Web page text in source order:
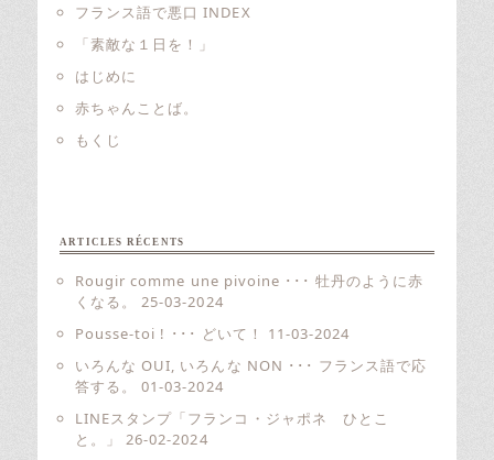
フランス語で悪口 INDEX
「素敵な１日を！」
はじめに
赤ちゃんことば。
もくじ
ARTICLES RÉCENTS
Rougir comme une pivoine ･･･ 牡丹のように赤
くなる。
25-03-2024
Pousse-toi ! ･･･ どいて！
11-03-2024
いろんな OUI, いろんな NON ･･･ フランス語で応
答する。
01-03-2024
LINEスタンプ「フランコ・ジャポネ ひとこ
と。」
26-02-2024